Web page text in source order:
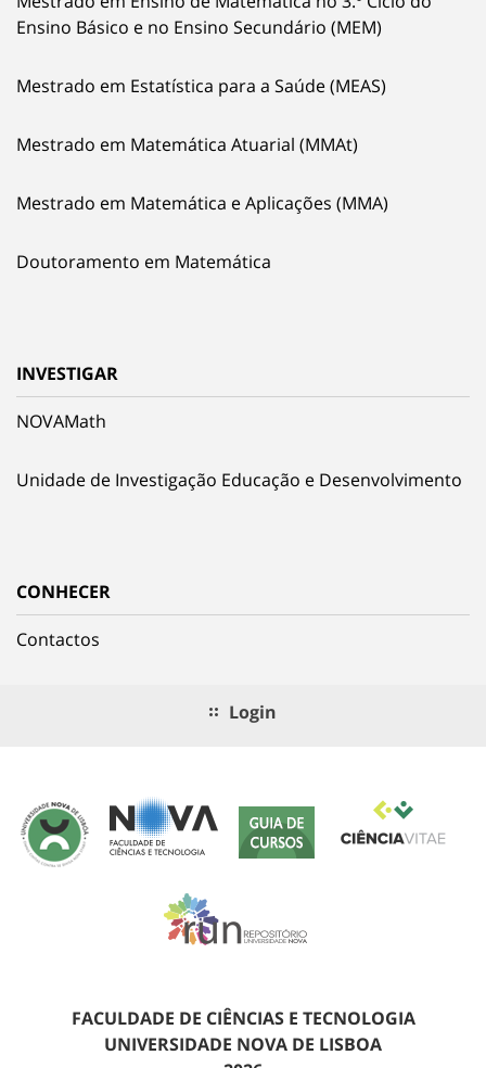
Ensino Básico e no Ensino Secundário (MEM)
Mestrado em Estatística para a Saúde (MEAS)
Mestrado em Matemática Atuarial (MMAt)
Mestrado em Matemática e Aplicações (MMA)
Doutoramento em Matemática
INVESTIGAR
NOVAMath
Unidade de Investigação Educação e Desenvolvimento
CONHECER
Contactos
Login
FACULDADE DE CIÊNCIAS E TECNOLOGIA
UNIVERSIDADE NOVA DE LISBOA